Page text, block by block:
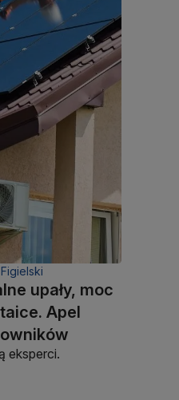
upały, moc
Apel
eksperci.